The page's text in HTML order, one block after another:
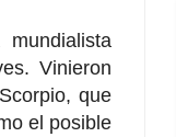
Vinieron
que
el posible